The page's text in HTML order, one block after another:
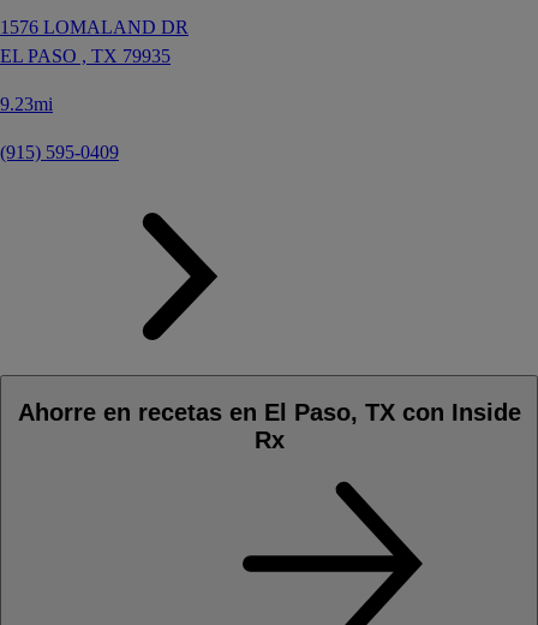
1576 LOMALAND DR
EL PASO , TX 79935
9.23mi
(915) 595-0409
Ahorre en recetas en El Paso, TX con Inside
Rx